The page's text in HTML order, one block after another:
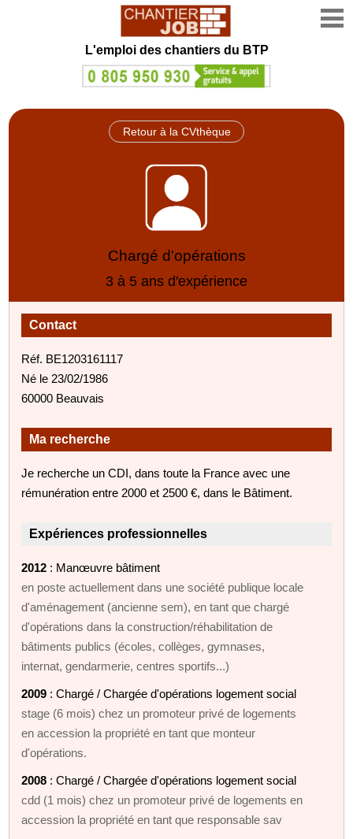
L'emploi des chantiers du BTP
Retour à la CVthèque
Chargé d'opérations
3 à 5 ans d'expérience
Contact
Réf. BE1203161117
Né le 23/02/1986
60000 Beauvais
Ma recherche
Je recherche un CDI, dans toute la France avec une
rémunération entre 2000 et 2500 €, dans le Bâtiment.
Expériences professionnelles
2012 : Manœuvre bâtiment
en poste actuellement dans une société publique locale
d'aménagement (ancienne sem), en tant que chargé
d'opérations dans la construction/réhabilitation de
bâtiments publics (écoles, collèges, gymnases,
internat, gendarmerie, centres sportifs...)
2009 : Chargé / Chargée d'opérations logement social
stage (6 mois) chez un promoteur privé de logements
en accession la propriété en tant que monteur
d'opérations.
2008 : Chargé / Chargée d'opérations logement social
cdd (1 mois) chez un promoteur privé de logements en
accession la propriété en tant que responsable sav